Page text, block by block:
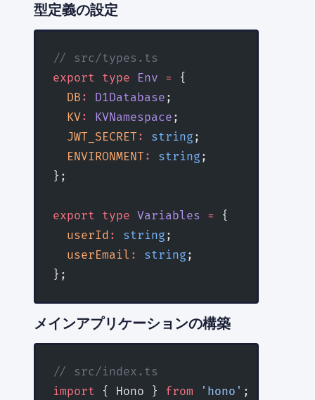
型定義の設定
// src/types.ts
export type Env = {
  DB
: D1Database ;
  KV
: KVNamespace ;
  JWT_SECRET
: string ;
  ENVIRONMENT
: string ;
};
export type Variables = {
  userId
: string ;
  userEmail
: string ;
};
メインアプリケーションの構築
// src/index.ts
import { Hono } from 'hono' ;